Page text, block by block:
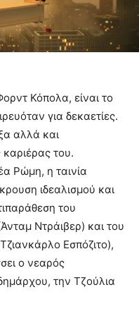
Κόπολα, είναι το
για δεκαετίες.
αλλά και
του.
Ρώμη, η ταινία
ιδεαλισμού και
του
Ντράιβερ) και του
Εσπόζιτο),
ο νεαρός
την Τζούλια